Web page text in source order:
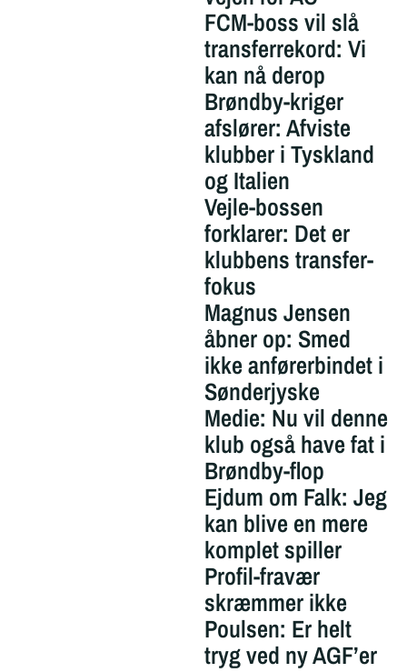
FCM-boss vil slå
transferrekord: Vi
kan nå derop
Brøndby-kriger
afslører: Afviste
klubber i Tyskland
og Italien
Vejle-bossen
forklarer: Det er
klubbens transfer-
fokus
Magnus Jensen
åbner op: Smed
ikke anførerbindet i
Sønderjyske
Medie: Nu vil denne
klub også have fat i
Brøndby-flop
Ejdum om Falk: Jeg
kan blive en mere
komplet spiller
Profil-fravær
skræmmer ikke
Poulsen: Er helt
tryg ved ny AGF’er